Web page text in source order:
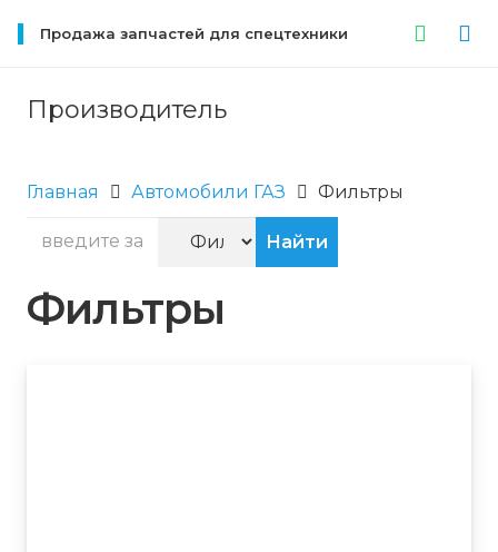
Продажа запчастей для спецтехники
Производитель
Главная Автомобили ГАЗ Фильтры
Фильтры